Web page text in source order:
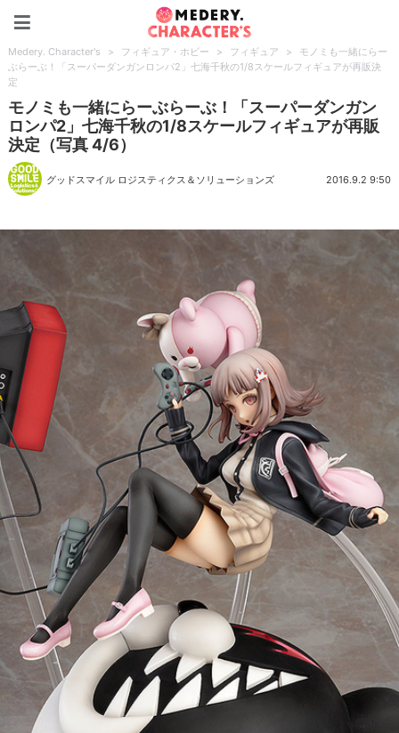
Medery. Character's > フィギュア・ホビー > フィギュア >
モノミも一緒にらー
ぶらーぶ！「スーパーダンガンロンパ2」七海千秋の1/8スケールフィギュアが再販決
定
モノミも一緒にらーぶらーぶ！「スーパーダンガン
ロンパ2」七海千秋の1/8スケールフィギュアが再販
決定（写真 4/6）
グッドスマイル ロジスティクス＆ソリューションズ 2016.9.2 9:50